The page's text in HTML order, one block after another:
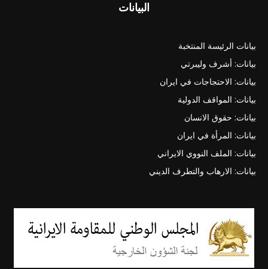
البيانات
بيانات الرئيسة المنتخبة
بيانات: أشرف وليبرتي
بيانات: الاحتجاجات في ايران
بيانات: المواقف الدولية
بيانات: حقوق الانسان
بيانات: المرأة في ايران
بيانات: الملف النووي الايراني
بيانات: الارهاب والتطرف الديني